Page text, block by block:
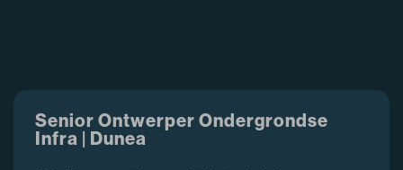
Senior Ontwerper Ondergrondse
Infra | Dunea